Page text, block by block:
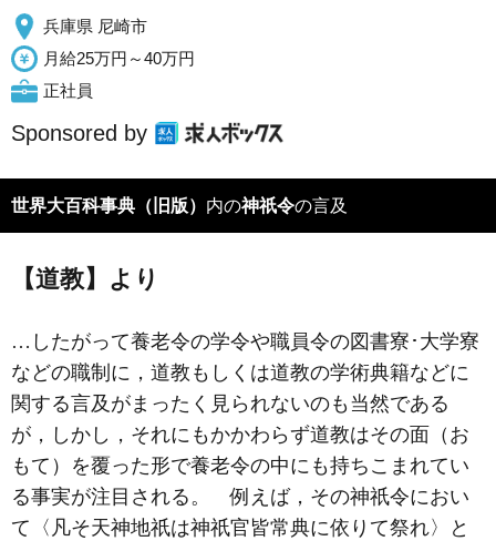
兵庫県 尼崎市
月給25万円～40万円
正社員
Sponsored by
世界大百科事典（旧版） 内の神祇令の言及
【道教】より
…したがって養老令の学令や職員令の図書寮･大学寮
などの職制に，道教もしくは道教の学術典籍などに
関する言及がまったく見られないのも当然である
が，しかし，それにもかかわらず道教はその面（お
もて）を覆った形で養老令の中にも持ちこまれてい
る事実が注目される。 例えば，その神祇令におい
て〈凡そ天神地祇は神祇官皆常典に依りて祭れ〉と